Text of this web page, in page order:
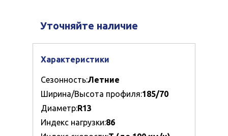
Уточняйте наличие
Характеристики
Сезонность:Летние
Ширина/Высота профиля:185/70
Диаметр:R13
Индекс нагрузки:86